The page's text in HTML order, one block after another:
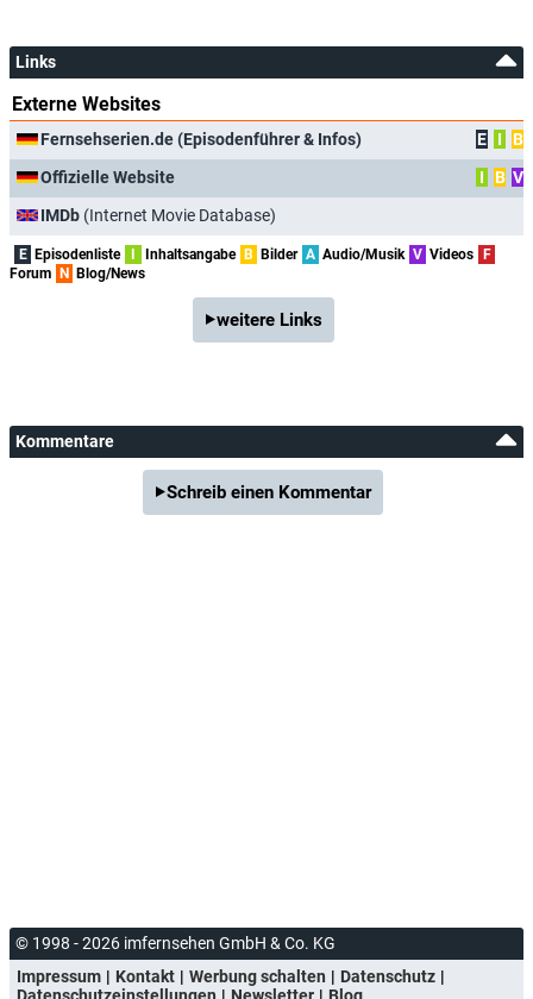
Links
Externe Websites
Fernsehserien.de (Episodenführer & Infos) E I
B
Offizielle Website
I B V
IMDb (Internet Movie Database)
E Episodenliste I Inhaltsangabe B Bilder A Audio/Musik V Videos F
Forum N Blog/News
weitere Links
Kommentare
Schreib einen Kommentar
© 1998 - 2026 imfernsehen GmbH & Co. KG
Impressum
Kontakt Werbung schalten
Datenschutz